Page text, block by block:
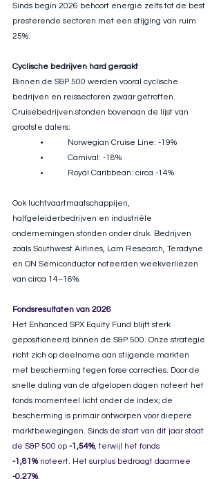
Sinds begin 2026 behoort energie zelfs tot de best
presterende sectoren met een stijging van ruim
25%.
Cyclische bedrijven hard geraakt
Binnen de S&P 500 werden vooral cyclische
bedrijven en reissectoren zwaar getroffen.
Cruisebedrijven stonden bovenaan de lijst van
grootste dalers:
	•	Norwegian Cruise Line: -19%
	•	Carnival: -18%
	•	Royal Caribbean: circa -14%
Ook luchtvaartmaatschappijen,
halfgeleiderbedrijven en industriële
ondernemingen stonden onder druk. Bedrijven
zoals Southwest Airlines, Lam Research, Teradyne
en ON Semiconductor noteerden weekverliezen
van circa 14–16%.
Fondsresultaten van 2026
Het Enhanced SPX Equity Fund blijft sterk
gepositioneerd binnen de S&P 500. Onze strategie
richt zich op deelname aan stijgende markten
met bescherming tegen forse correcties. Door de
snelle daling van de afgelopen dagen noteert het
fonds momenteel licht onder de index; de
bescherming is primair ontworpen voor diepere
marktbewegingen. Sinds de start van dit jaar staat
de S&P 500 op -1,54%, terwijl het fonds
-1,81% noteert. Het surplus bedraagt daarmee
-0,27%.